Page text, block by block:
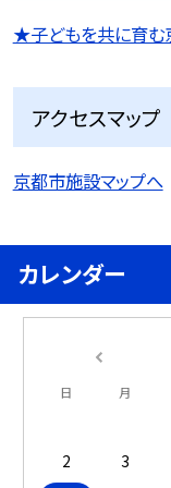
★子どもを共に育む
アクセスマップ
京都市施設マップへ
カレンダー
日 月
2
3